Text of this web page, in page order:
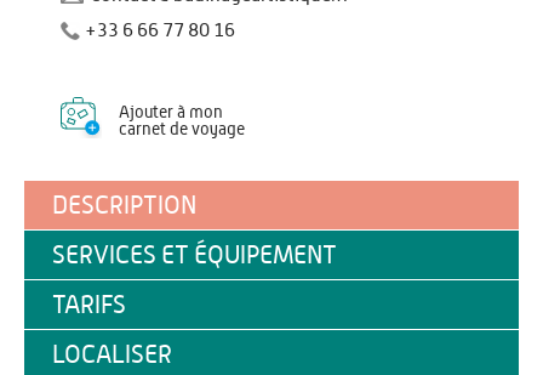
+33 6 66 77 80 16
Ajouter à mon
carnet de voyage
DESCRIPTION
SERVICES ET ÉQUIPEMENT
TARIFS
LOCALISER